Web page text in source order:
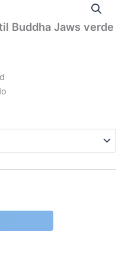
Buddha Jaws verde